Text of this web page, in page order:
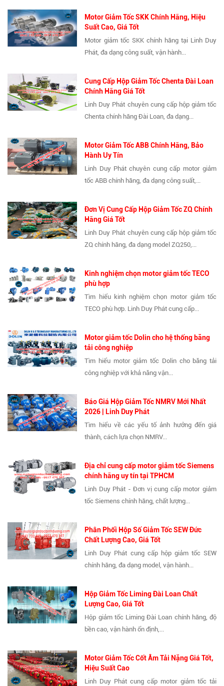
Motor Giảm Tốc SKK Chính Hãng, Hiệu
Suất Cao, Giá Tốt
Motor giảm tốc SKK chính hãng tại Linh Duy
Phát, đa dạng công suất, vận hành...
Cung Cấp Hộp Giảm Tốc Chenta Đài Loan
Chính Hãng Giá Tốt
Linh Duy Phát chuyên cung cấp hộp giảm tốc
Chenta chính hãng Đài Loan, đa dạng...
Motor Giảm Tốc ABB Chính Hãng, Bảo
Hành Uy Tín
Linh Duy Phát chuyên cung cấp motor giảm
tốc ABB chính hãng, đa dạng công suất,...
Đơn Vị Cung Cấp Hộp Giảm Tốc ZQ Chính
Hãng Giá Tốt
Linh Duy Phát chuyên cung cấp hộp giảm tốc
ZQ chính hãng, đa dạng model ZQ250,...
Kinh nghiệm chọn motor giảm tốc TECO
phù hợp
Tìm hiểu kinh nghiệm chọn motor giảm tốc
TECO phù hợp. Linh Duy Phát cung cấp...
Motor giảm tốc Dolin cho hệ thống băng
tải công nghiệp
Tìm hiểu motor giảm tốc Dolin cho băng tải
công nghiệp với khả năng vận...
Báo Giá Hộp Giảm Tốc NMRV Mới Nhất
2026 | Linh Duy Phát
Tìm hiểu về các yếu tố ảnh hưởng đến giá
thành, cách lựa chọn NMRV...
Địa chỉ cung cấp motor giảm tốc Siemens
chính hãng uy tín tại TPHCM
Linh Duy Phát - Đơn vị cung cấp motor giảm
tốc Siemens chính hãng, chất lượng...
Phân Phối Hộp Số Giảm Tốc SEW Đức
Chất Lượng Cao, Giá Tốt
Linh Duy Phát cung cấp hộp giảm tốc SEW
chính hãng, đa dạng model, vận hành...
Hộp Giảm Tốc Liming Đài Loan Chất
Lượng Cao, Giá Tốt
Hộp giảm tốc Liming Đài Loan chính hãng, độ
bền cao, vận hành ổn định,...
Motor Giảm Tốc Cốt Âm Tải Nặng Giá Tốt,
Hiệu Suất Cao
Linh Duy Phát cung cấp motor giảm tốc tải